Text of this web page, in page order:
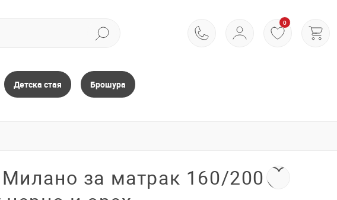
0
Детска стая Брошура
за матрак 160/200